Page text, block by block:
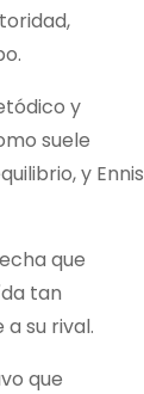
y
suele
y Ennis
que
tan
su rival.
que